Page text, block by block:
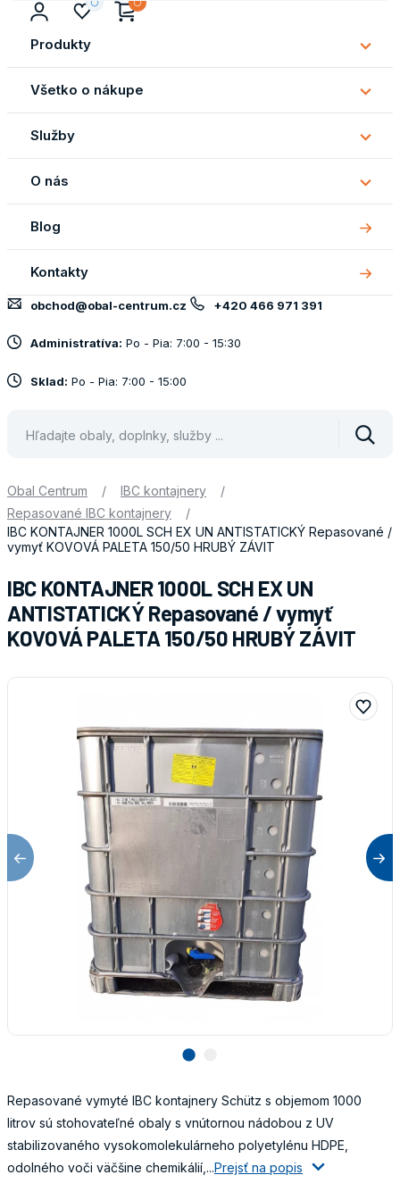
Produkty
Všetko o nákupe
o
Služby
O nás
O
nás
Blog
Kontakty
obchod@obal-centrum.cz +420 466 971 391
Administratíva: Po - Pia: 7:00 - 15:30
Sklad: Po - Pia: 7:00 - 15:00
Obal Centrum / IBC kontajnery
/
Repasované IBC kontajnery
/
IBC KONTAJNER 1000L SCH EX UN ANTISTATICKÝ Repasované /
vymyť KOVOVÁ PALETA 150/50 HRUBÝ ZÁVIT
IBC KONTAJNER 1000L SCH EX UN
ANTISTATICKÝ Repasované / vymyť
KOVOVÁ PALETA 150/50 HRUBÝ ZÁVIT
lens
Repasované vymyté IBC kontajnery Schütz s objemom 1000
litrov sú stohovateľné obaly s vnútornou nádobou z UV
stabilizovaného vysokomolekulárneho polyetylénu HDPE,
odolného voči väčšine chemikálií,...Prejsť na popis